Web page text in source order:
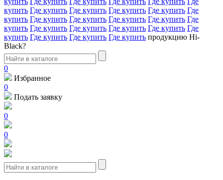
купить Где купить Где купить Где купить Где купить Где
купить Где купить Где купить Где купить Где купить Где
купить Где купить Где купить Где купить Где купить Где
купить Где купить Где купить Где купить продукцию Hi-
Black?
0
Избранное
0
Подать заявку
0
0